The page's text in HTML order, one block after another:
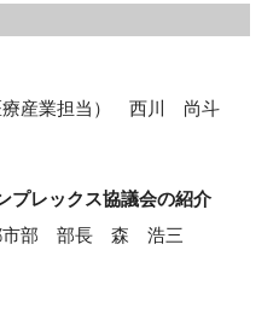
療産業担当） 西川 尚斗
プレックス協議会の紹介
市部 部長 森 浩三